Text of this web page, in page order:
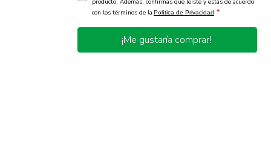
producto. Además, confirmas que leíste y estás de acuerdo
con los términos de la Política de Privacidad *
¡Me gustaría comprar!